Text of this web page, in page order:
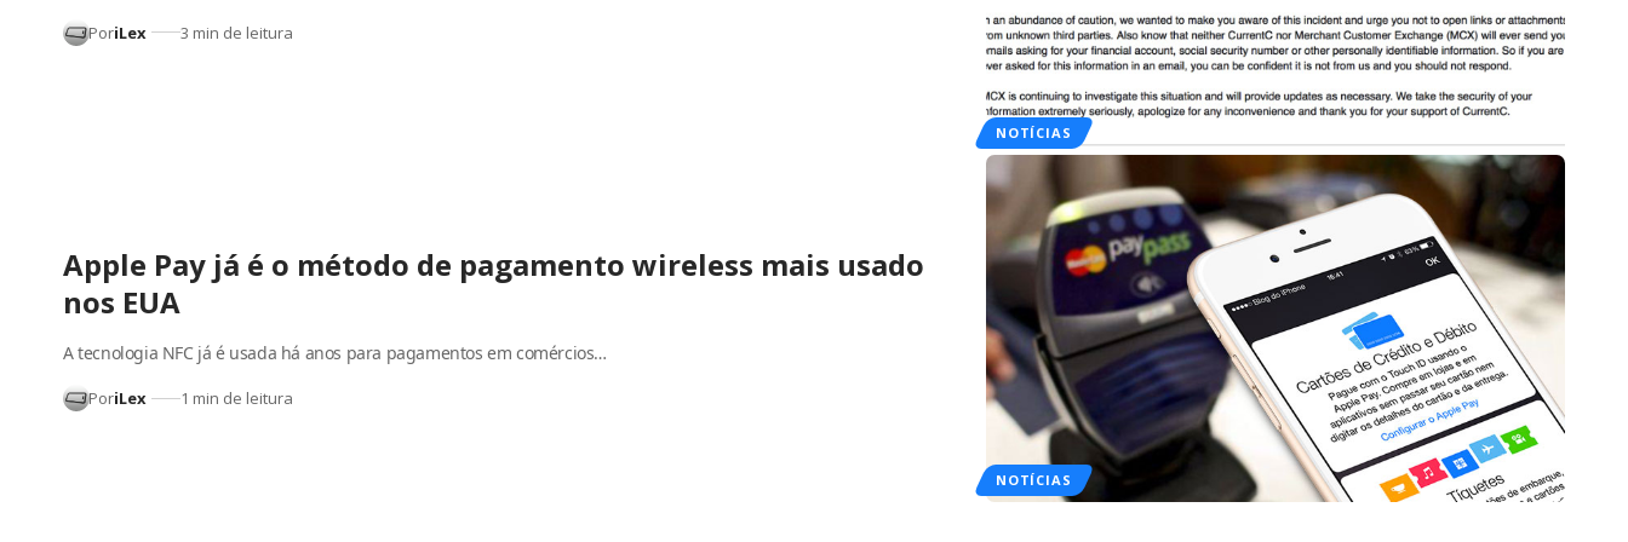
NOTÍCIAS
PoriLex 3 min de leitura
NOTÍCIAS
Apple Pay já é o método de pagamento wireless mais usado
nos EUA
A tecnologia NFC já é usada há anos para pagamentos em comércios…
PoriLex 1 min de leitura